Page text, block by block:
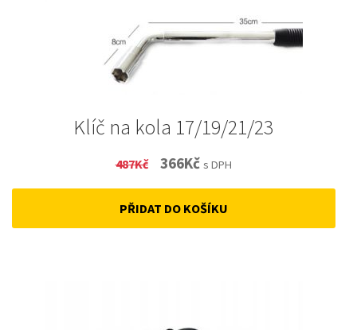
Klíč na kola 17/19/21/23
487Kč
Original
price
was:
366KčCurrent
price
is:
s DPH
PŘIDAT DO KOŠÍKU